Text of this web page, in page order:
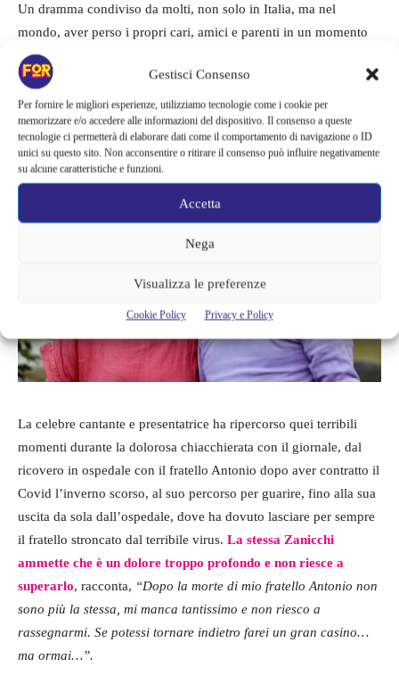
Gestisci Consenso
Per fornire le migliori esperienze, utilizziamo tecnologie come i cookie per
memorizzare e/o accedere alle informazioni del dispositivo. Il consenso a queste
tecnologie ci permetterà di elaborare dati come il comportamento di navigazione o ID
unici su questo sito. Non acconsentire o ritirare il consenso può influire negativamente
su alcune caratteristiche e funzioni.
Accetta
Nega
Visualizza le preferenze
Cookie Policy Privacy e Policy
Un dramma condiviso da molti, non solo in Italia, ma nel
mondo, aver perso i propri cari, amici e parenti in un momento
caotico in cui non si riusciva nemmeno bene a capire cosa stesse
succedendo, soprattutto in molti casi senza riuscire nemmeno a
dire addio. Proprio questo è uno dei grandi dolori che affligge
Iva,non aver potuto dare l’ultimo saluto al fratello scomparso
con una celebrazione.
La celebre cantante e presentatrice ha ripercorso quei terribili
momenti durante la dolorosa chiacchierata con il giornale, dal
ricovero in ospedale con il fratello Antonio dopo aver contratto il
Covid l’inverno scorso, al suo percorso per guarire, fino alla sua
uscita da sola dall’ospedale, dove ha dovuto lasciare per sempre
il fratello stroncato dal terribile virus. La stessa Zanicchi
ammette che è un dolore troppo profondo e non riesce a
superarlo, racconta, “Dopo la morte di mio fratello Antonio non
sono più la stessa, mi manca tantissimo e non riesco a
rassegnarmi. Se potessi tornare indietro farei un gran casino…
ma ormai…”.